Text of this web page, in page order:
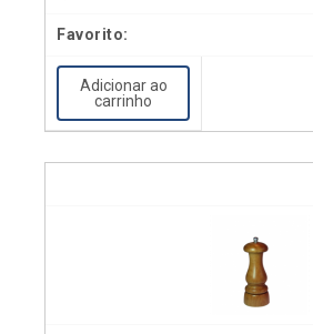
Adicionar ao
carrinho